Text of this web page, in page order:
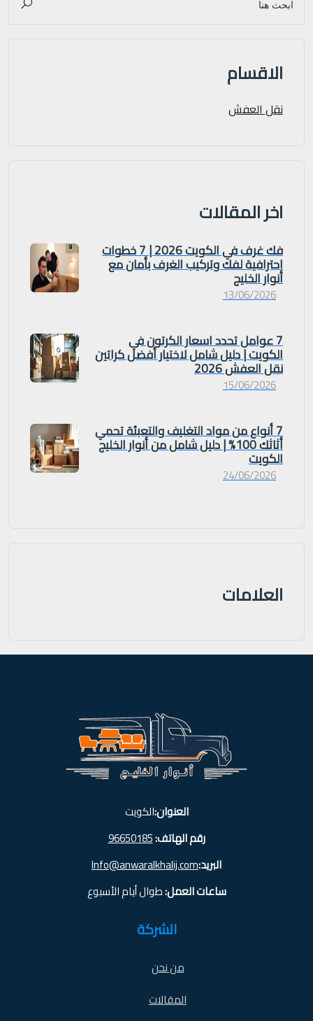
الاقسام
نقل العفش
اخر المقالات
فك غرف في الكويت 2026 | 7 خطوات
احترافية لفك وتركيب الغرف بأمان مع
أنوار الخليج
13/06/2026
7 عوامل تحدد اسعار الكرتون في
الكويت | دليل شامل لاختيار أفضل كراتين
نقل العفش 2026
15/06/2026
7 أنواع من مواد التغليف والتعبئة تحمي
أثاثك 100% | دليل شامل من أنوار الخليج
الكويت
24/06/2026
العلامات
العنوان:الكويت
رقم الهاتف:96650185
البريد:Info@anwaralkhalij.com
ساعات العمل:طوال أيام الأسبوع
الشركة
من نحن
المقالات